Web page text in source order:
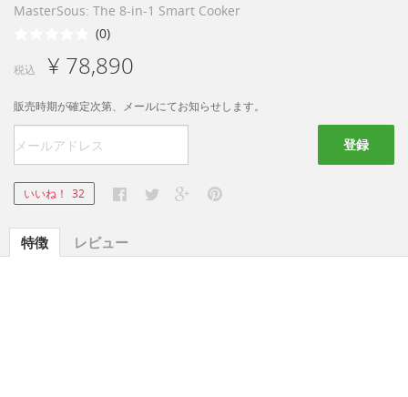
MasterSous: The 8-in-1 Smart Cooker
(0)
税込 ¥ 78,890
販売時期が確定次第、メールにてお知らせします。
登録
いいね！ 32
特徴 レビュー